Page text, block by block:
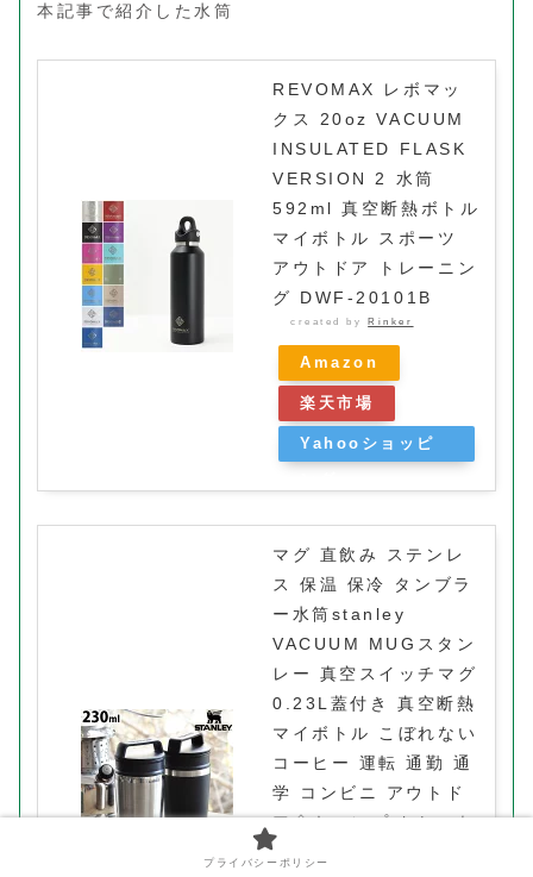
本記事で紹介した水筒
REVOMAX レボマッ
クス 20oz VACUUM
INSULATED FLASK
VERSION 2 水筒
592ml 真空断熱ボトル
マイボトル スポーツ
アウトドア トレーニン
グ DWF-20101B
created byRinker
Amazon
楽天市場
Yahooショッピ
マグ 直飲み ステンレ
ス 保温 保冷 タンブラ
ー水筒stanley
VACUUM MUGスタン
レー 真空スイッチマグ
0.23L蓋付き 真空断熱
マイボトル こぼれない
コーヒー 運転 通勤 通
学 コンビニ アウトド
ア◇キャンプ おしゃれ
送料無料 P10倍
プライバシーポリシー